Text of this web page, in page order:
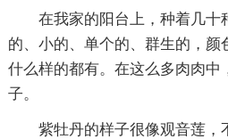
在我家的阳台上，种着几十
的、小的、单个的、群生的，颜
什么样的都有。在这么多肉肉中
子。
紫牡丹的样子很像观音莲，